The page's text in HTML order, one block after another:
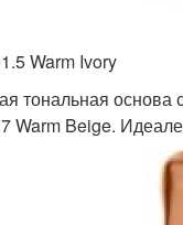
Warm Ivory
тональная основа
Warm Beige.